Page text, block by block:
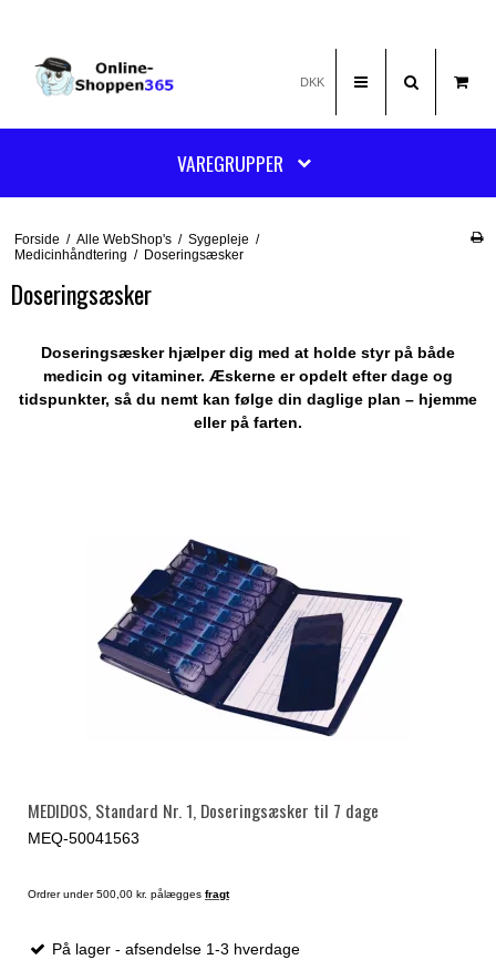
DKK
VAREGRUPPER
Forside / Alle WebShop's / Sygepleje /
Medicinhåndtering / Doseringsæsker
Doseringsæsker
Doseringsæsker hjælper dig med at holde styr på både
medicin og vitaminer. Æskerne er opdelt efter dage og
tidspunkter, så du nemt kan følge din daglige plan – hjemme
eller på farten.
MEDIDOS, Standard Nr. 1, Doseringsæsker til 7 dage
MEQ-50041563
Ordrer under 500,00 kr. pålægges fragt
På lager - afsendelse 1-3 hverdage